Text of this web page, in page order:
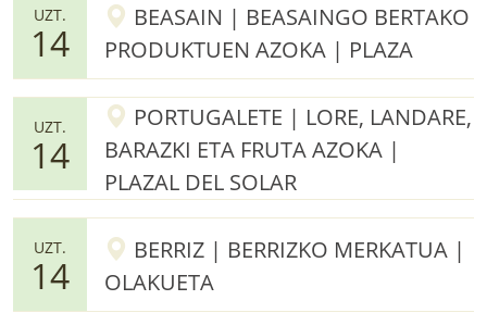
UZT.
14
BEASAIN | BEASAINGO BERTAKO
PRODUKTUEN AZOKA | PLAZA
UZT.
14
PORTUGALETE | LORE, LANDARE,
BARAZKI ETA FRUTA AZOKA |
PLAZAL DEL SOLAR
UZT.
14
BERRIZ | BERRIZKO MERKATUA |
OLAKUETA